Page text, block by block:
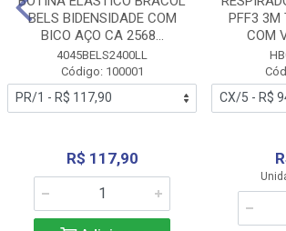
BELS BIDENSIDADE COM
BICO AÇO CA 2568...
4045BELS2400LL
Código: 100001
R$ 117,90
PFF3 3M
COM